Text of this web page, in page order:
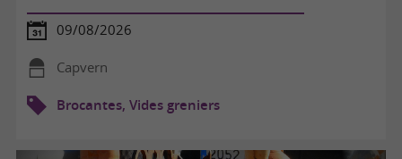
09/08/2026
Capvern
Brocantes, Vides greniers